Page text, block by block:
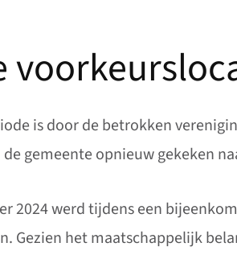
is door de betrokken
gemeente opnieuw gekeken
2024 werd tijdens een
Gezien het maatschappelijk